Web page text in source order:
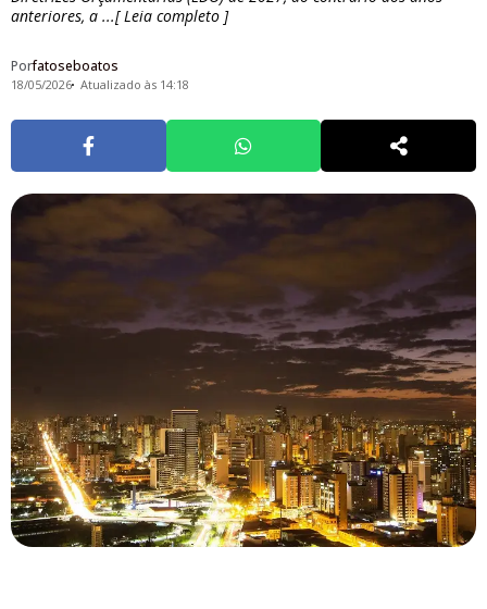
anteriores, a ...[ Leia completo ]
Porfatoseboatos
18/05/2026 Atualizado às 14:18